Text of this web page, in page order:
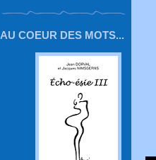
AU COEUR DES MOTS...